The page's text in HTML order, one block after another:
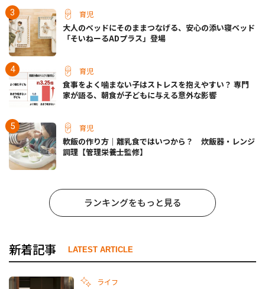
育児
大人のベッドにそのままつなげる、安心の添い寝ベッド
「そいねーるADプラス」登場
育児
食事をよく噛まない子はストレスを抱えやすい？ 専門
家が語る、朝食が子どもに与える意外な影響
育児
軟飯の作り方｜離乳食ではいつから？ 炊飯器・レンジ
調理【管理栄養士監修】
ランキングをもっと見る
新着記事 LATEST ARTICLE
ライフ